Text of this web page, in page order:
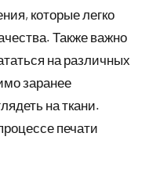
которые легко
Также важно
на различных
заранее
на ткани.
печати